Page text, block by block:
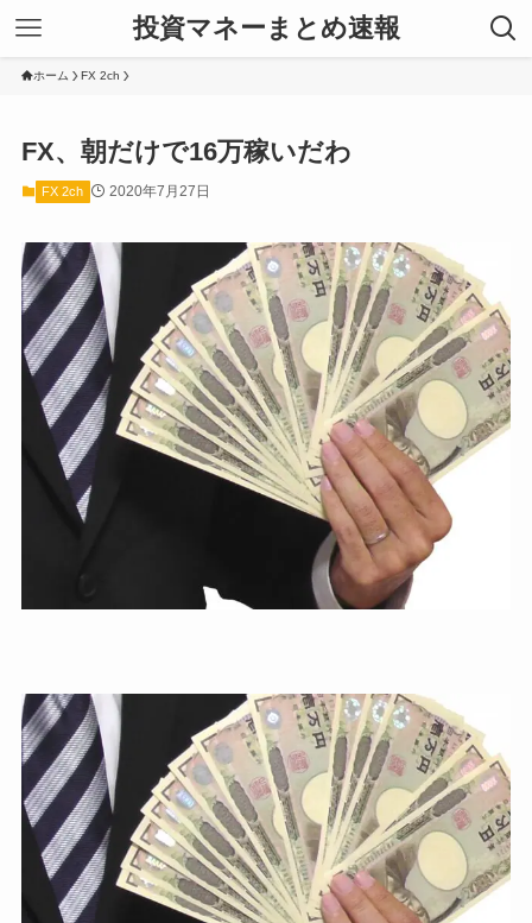
投資マネーまとめ速報
ホーム FX 2ch
FX、朝だけで16万稼いだわ
FX 2ch 2020年7月27日